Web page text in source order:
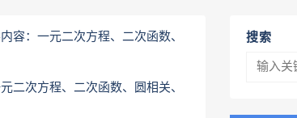
：一元二次方程、二次函数、
次方程、二次函数、圆相关、
搜索